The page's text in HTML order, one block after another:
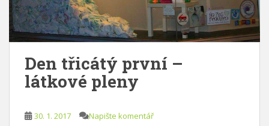
Den třicátý první –
látkové pleny
30. 1. 2017 Napište komentář